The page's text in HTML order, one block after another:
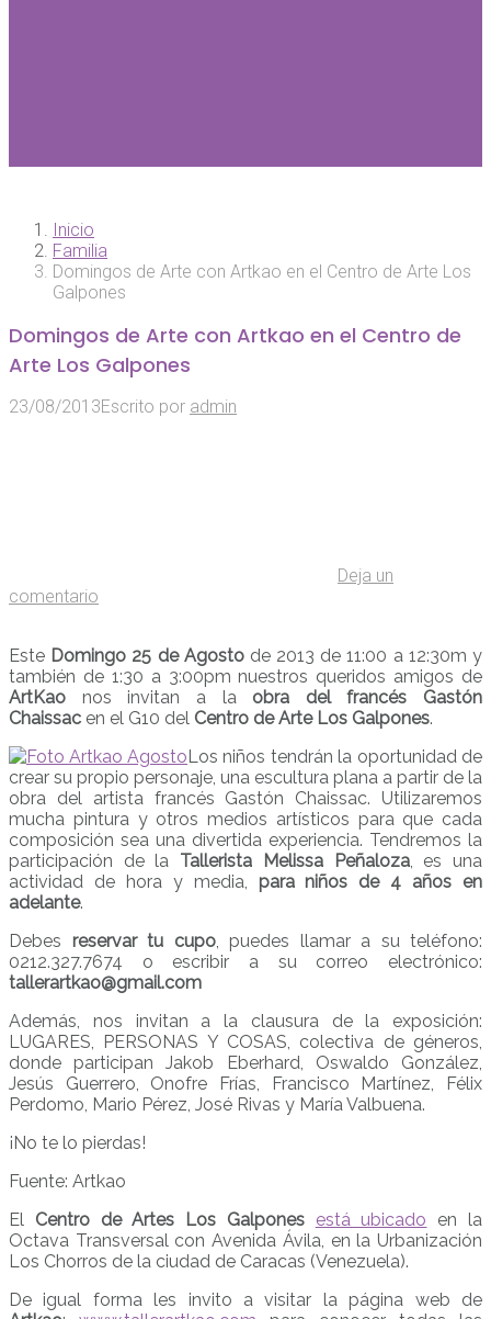
Inicio
Familia
Domingos de Arte con Artkao en el Centro de Arte Los
Galpones
Domingos de Arte con Artkao en el Centro de
Arte Los Galpones
23/08/2013Escrito por admin
Deja un
comentario
Este Domingo 25 de Agostode 2013 de 11:00 a 12:30m y
también de 1:30 a 3:00pm nuestros queridos amigos de
ArtKao nos invitan a la obra del francés Gastón
Chaissac en el G10 del Centro de Arte Los Galpones.
Los niños tendrán la oportunidad de
crear su propio personaje, una escultura plana a partir de la
obra del artista francés Gastón Chaissac. Utilizaremos
mucha pintura y otros medios artísticos para que cada
composición sea una divertida experiencia. Tendremos la
participación de la Tallerista Melissa Peñaloza, es una
actividad de hora y media, para niños de 4 años en
adelante.
Debes reservar tu cupo, puedes llamar a su teléfono:
0212.327.7674 o escribir a su correo electrónico:
tallerartkao@gmail.com
Además, nos invitan a la clausura de la exposición:
LUGARES, PERSONAS Y COSAS, colectiva de géneros,
donde participan Jakob Eberhard, Oswaldo González,
Jesús Guerrero, Onofre Frías, Francisco Martínez, Félix
Perdomo, Mario Pérez, José Rivas y María Valbuena.
¡No te lo pierdas!
Fuente: Artkao
El Centro de Artes Los Galpones está ubicado en la
Octava Transversal con Avenida Ávila, en la Urbanización
Los Chorros de la ciudad de Caracas (Venezuela).
De igual forma les invito a visitar la página web de